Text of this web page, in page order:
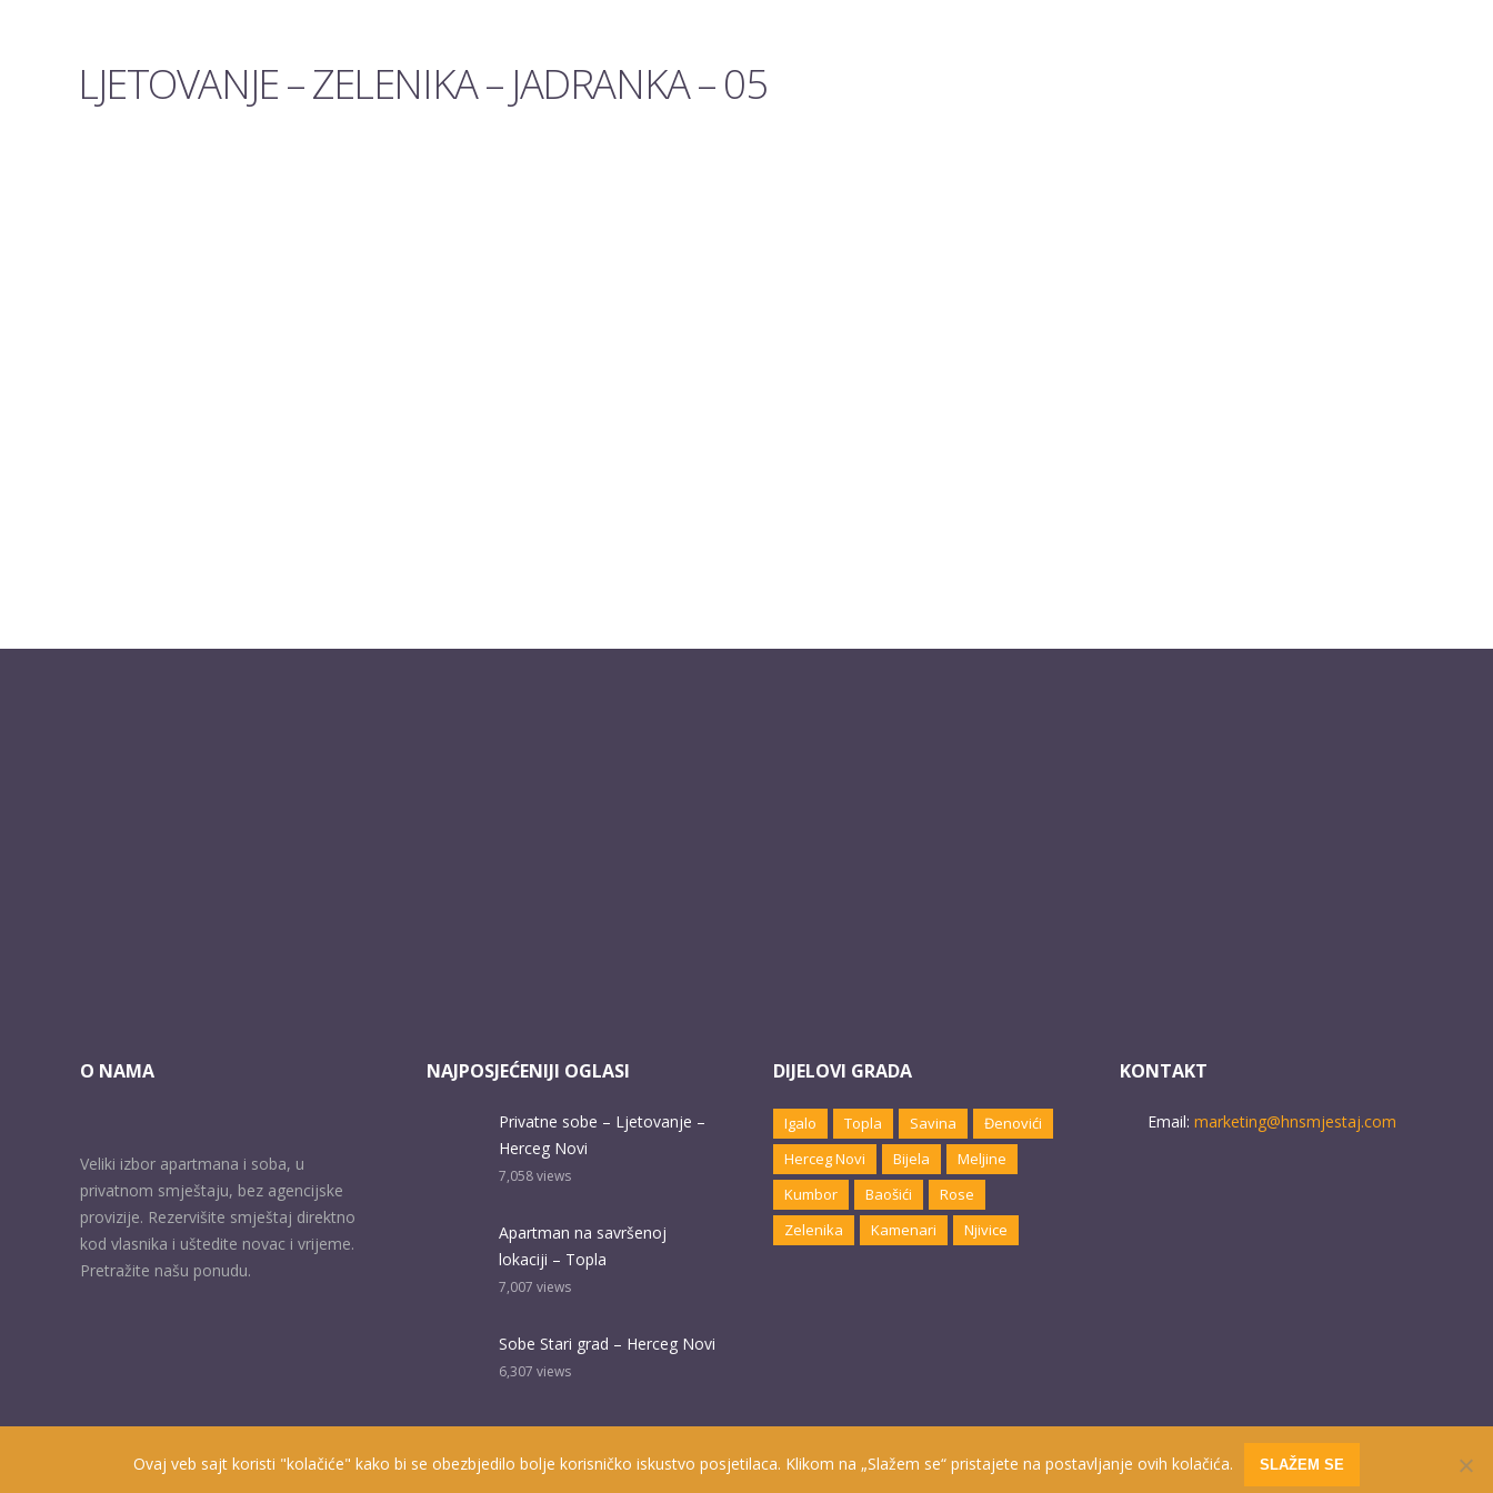
LJETOVANJE – ZELENIKA – JADRANKA – 05
O NAMA
Veliki izbor apartmana i soba, u
privatnom smještaju, bez agencijske
provizije. Rezervišite smještaj direktno
kod vlasnika i uštedite novac i vrijeme.
Pretražite našu ponudu.
NAJPOSJEĆENIJI OGLASI
Privatne sobe – Ljetovanje –
Herceg Novi
7,058views
Apartman na savršenoj
lokaciji – Topla
7,007 views
Sobe Stari grad – Herceg Novi
6,307 views
DIJELOVI GRADA
Igalo Topla Savina
Đenovići
Herceg Novi
Bijela
Meljine
Kumbor
Baošići
Rose
Zelenika
Kamenari Njivice
KONTAKT
Email: marketing@hnsmjestaj.com
Prisutni od 2010. godine | 2019 © Smještaj u Herceg Novom
Ovaj veb sajt koristi "kolačiće" kako bi se obezbjedilo bolje korisničko iskustvo posjetilaca. Klikom na „Slažem se“ pristajete na postavljanje ovih kolačića. SLAŽEM SE